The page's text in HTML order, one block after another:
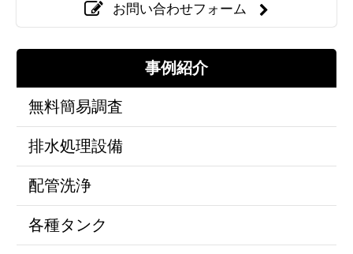
お問い合わせフォーム
事例紹介
無料簡易調査
排水処理設備
配管洗浄
各種タンク